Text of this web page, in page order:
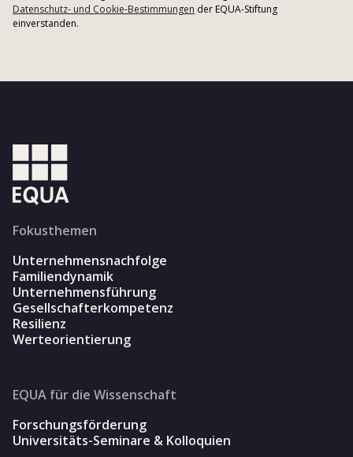
Datenschutz- und Cookie-Bestimmungen der EQUA-Stiftung
einverstanden.
Fokusthemen
Unternehmensnachfolge
Familiendynamik
Unternehmensführung
Gesellschafterkompetenz
Resilienz
Werteorientierung
EQUA für die Wissenschaft
Forschungsförderung
Universitäts-Seminare & Kolloquien